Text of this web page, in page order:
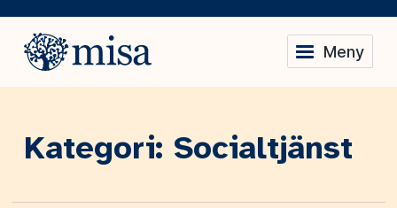
Meny
Kategori: Socialtjänst